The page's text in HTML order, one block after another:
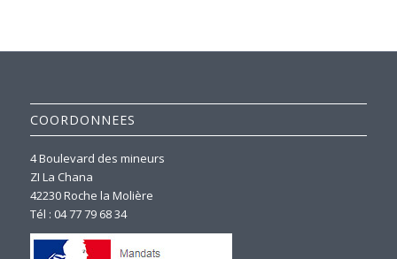
COORDONNEES
4 Boulevard des mineurs
ZI La Chana
42230 Roche la Molière
Tél : 04 77 79 68 34